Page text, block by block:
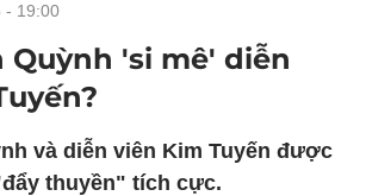
- 19:00
'si mê' diễn
và diễn viên Kim Tuyến được
thuyền" tích cực.